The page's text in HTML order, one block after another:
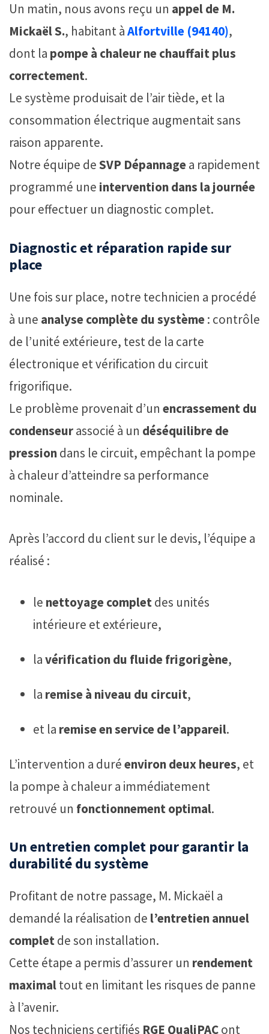
Un matin, nous avons reçu un appel de M.
Mickaël S., habitant àAlfortville (94140),
dont la pompe à chaleur ne chauffait plus
correctement.
Le système produisait de l’air tiède, et la
consommation électrique augmentait sans
raison apparente.
Notre équipe deSVP Dépannagea rapidement
programmé une intervention dans la journée
pour effectuer un diagnostic complet.
Diagnostic et réparation rapide sur
place
Une fois sur place, notre technicien a procédé
à une analyse complète du système: contrôle
de l’unité extérieure, test de la carte
électronique et vérification du circuit
frigorifique.
Le problème provenait d’un encrassement du
condenseurassocié à un déséquilibre de
pressiondans le circuit, empêchant la pompe
à chaleur d’atteindre sa performance
nominale.
Après l’accord du client sur le devis, l’équipe a
réalisé :
le nettoyage completdes unités
intérieure et extérieure,
lavérification du fluide frigorigène,
la remise à niveau du circuit,
et la remise en service de l’appareil.
L’intervention a duréenviron deux heures, et
la pompe à chaleur a immédiatement
retrouvé un fonctionnement optimal.
Un entretien complet pour garantir la
durabilité du système
Profitant de notre passage, M. Mickaël a
demandé la réalisation de l’entretien annuel
completde son installation.
Cette étape a permis d’assurer un rendement
maximaltout en limitant les risques de panne
à l’avenir.
Nos techniciens certifiés RGE QualiPACont